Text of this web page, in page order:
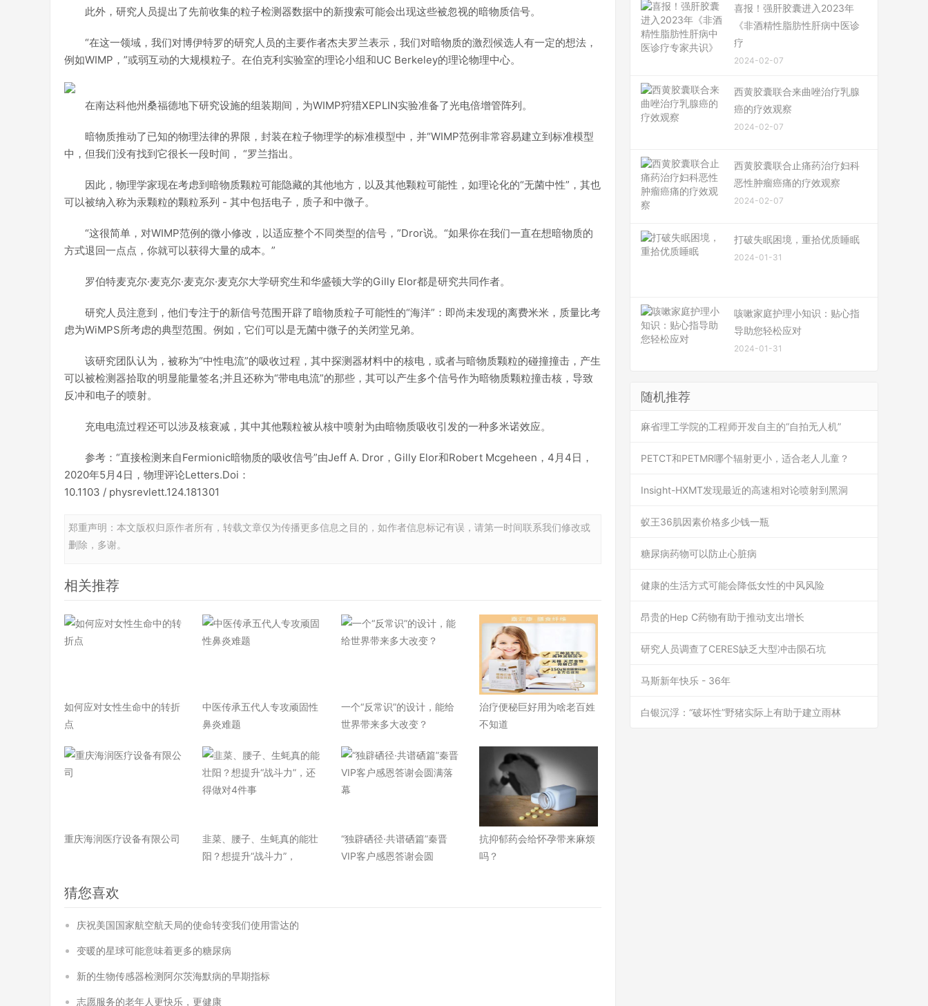
此外，研究人员提出了先前收集的粒子检测器数据中的新搜索可能会出现这些被忽视的暗物质信号。
“在这一领域，我们对博伊特罗的研究人员的主要作者杰夫罗兰表示，我们对暗物质的激烈候选人有一定的想法，
例如WIMP，”或弱互动的大规模粒子。在伯克利实验室的理论小组和UC Berkeley的理论物理中心。
在南达科他州桑福德地下研究设施的组装期间，为WIMP狩猎XEPLIN实验准备了光电倍增管阵列。
暗物质推动了已知的物理法律的界限，封装在粒子物理学的标准模型中，并“WIMP范例非常容易建立到标准模型
中，但我们没有找到它很长一段时间， “罗兰指出。
因此，物理学家现在考虑到暗物质颗粒可能隐藏的其他地方，以及其他颗粒可能性，如理论化的“无菌中性”，其也
可以被纳入称为汞颗粒的颗粒系列 - 其中包括电子，质子和中微子。
“这很简单，对WIMP范例的微小修改，以适应整个不同类型的信号，”Dror说。“如果你在我们一直在想暗物质的
方式退回一点点，你就可以获得大量的成本。”
罗伯特麦克尔·麦克尔·麦克尔·麦克尔大学研究生和华盛顿大学的Gilly Elor都是研究共同作者。
研究人员注意到，他们专注于的新信号范围开辟了暗物质粒子可能性的“海洋”：即尚未发现的离费米米，质量比考
虑为WiMPS所考虑的典型范围。例如，它们可以是无菌中微子的关闭堂兄弟。
该研究团队认为，被称为“中性电流”的吸收过程，其中探测器材料中的核电，或者与暗物质颗粒的碰撞撞击，产生
可以被检测器拾取的明显能量签名;并且还称为“带电电流”的那些，其可以产生多个信号作为暗物质颗粒撞击核，导致
反冲和电子的喷射。
充电电流过程还可以涉及核衰减，其中其他颗粒被从核中喷射为由暗物质吸收引发的一种多米诺效应。
参考：“直接检测来自Fermionic暗物质的吸收信号”由Jeff A. Dror，Gilly Elor和Robert Mcgeheen，4月4日，
2020年5月4日，物理评论Letters.Doi：
10.1103 / physrevlett.124.181301
郑重声明：本文版权归原作者所有，转载文章仅为传播更多信息之目的，如作者信息标记有误，请第一时间联系我们修改或
删除，多谢。
相关推荐
如何应对女性生命中的转折
点
中医传承五代人专攻顽固性
鼻炎难题
一个“反常识”的设计，能给
世界带来多大改变？
治疗便秘巨好用为啥老百姓
不知道
重庆海润医疗设备有限公司
韭菜、腰子、生蚝真的能壮
阳？想提升“战斗力”，
“独辟硒径·共谱硒篇”秦晋
VIP客户感恩答谢会圆
抗抑郁药会给怀孕带来麻烦
吗？
猜您喜欢
庆祝美国国家航空航天局的使命转变我们使用雷达的
变暖的星球可能意味着更多的糖尿病
新的生物传感器检测阿尔茨海默病的早期指标
志愿服务的老年人更快乐，更健康
喜报！强肝胶囊进入2023年
《非酒精性脂肪性肝病中医诊
疗
2024-02-07
西黄胶囊联合来曲唑治疗乳腺
癌的疗效观察
2024-02-07
西黄胶囊联合止痛药治疗妇科
恶性肿瘤癌痛的疗效观察
2024-02-07
打破失眠困境，重拾优质睡眠
2024-01-31
咳嗽家庭护理小知识：贴心指
导助您轻松应对
2024-01-31
随机推荐
麻省理工学院的工程师开发自主的“自拍无人机”
PETCT和PETMR哪个辐射更小，适合老人儿童？
Insight-HXMT发现最近的高速相对论喷射到黑洞
蚁王36肌因素价格多少钱一瓶
糖尿病药物可以防止心脏病
健康的生活方式可能会降低女性的中风风险
昂贵的Hep C药物有助于推动支出增长
研究人员调查了CERES缺乏大型冲击陨石坑
马斯新年快乐 - 36年
白银沉浮：“破坏性”野猪实际上有助于建立雨林